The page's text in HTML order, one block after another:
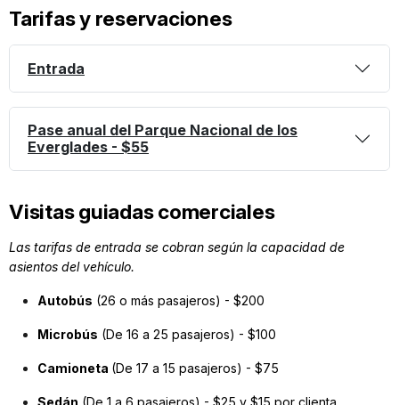
Tarifas y reservaciones
Entrada
Pase anual del Parque Nacional de los
Everglades - $55
Visitas guiadas comerciales
Las tarifas de entrada se cobran según la capacidad de
asientos del vehículo.
Autobús (26 o más pasajeros) - $200
Microbús (De 16 a 25 pasajeros) - $100
Camioneta (De 17 a 15 pasajeros) - $75